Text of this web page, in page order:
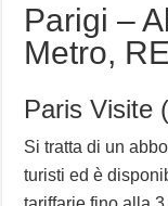
Parigi –
Metro,
Paris Visite
Si tratta di un
turisti ed è